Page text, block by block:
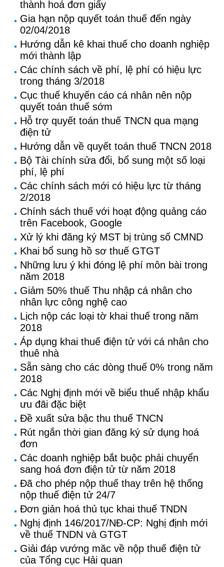
thành hoá đơn giấy
Gia hạn nộp quyết toán thuế đến ngày
02/04/2018
Hướng dẫn kê khai thuế cho doanh nghiệp
mới thành lập
Các chính sách về phí, lệ phí có hiệu lực
trong tháng 3/2018
Cục thuế khuyến cáo cá nhân nên nộp
quyết toán thuế sớm
Hỗ trợ quyết toán thuế TNCN qua mạng
điện tử
Hướng dẫn về quyết toán thuế TNCN 2018
Bộ Tài chính sửa đổi, bổ sung một số loại
phí, lệ phí
Các chính sách mới có hiệu lực từ tháng
2/2018
Chính sách thuế với hoạt động quảng cáo
trên Facebook, Google
Xử lý khi đăng ký MST bị trùng số CMND
Khai bổ sung hồ sơ thuế GTGT
Những lưu ý khi đóng lệ phí môn bài trong
năm 2018
Giảm 50% thuế Thu nhập cá nhân cho
nhân lực công nghệ cao
Lịch nộp các loại tờ khai thuế trong năm
2018
Áp dụng khai thuế điện tử với cá nhân cho
thuê nhà
Sẵn sàng cho các dòng thuế 0% trong năm
2018
Các Nghị định mới về biểu thuế nhập khẩu
ưu đãi đặc biệt
Đề xuất sửa bậc thu thuế TNCN
Rút ngắn thời gian đăng ký sử dụng hoá
đơn
Các doanh nghiệp bắt buộc phải chuyển
sang hoá đơn điện tử từ năm 2018
Đã cho phép nộp thuế thay trên hệ thống
nộp thuế điện tử 24/7
Đơn giản hoá thủ tục khai thuế TNDN
Nghị định 146/2017/NĐ-CP: Nghị định mới
về thuế TNDN và GTGT
Giải đáp vướng măc về nộp thuế điện tử
của Tổng cục Hải quan